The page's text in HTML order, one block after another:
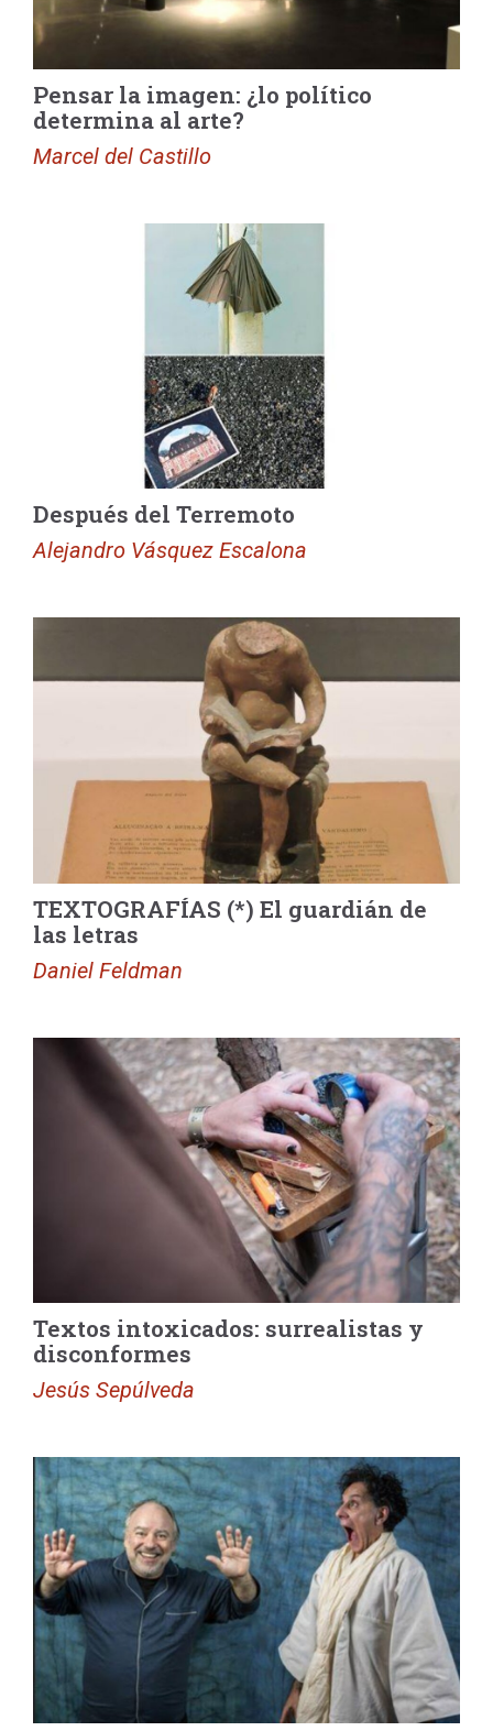
Pensar la imagen: ¿lo político
determina al arte?
Marcel del Castillo
Después del Terremoto
Alejandro Vásquez Escalona
TEXTOGRAFÍAS (*) El guardián de
las letras
Daniel Feldman
Textos intoxicados: surrealistas y
disconformes
Jesús Sepúlveda